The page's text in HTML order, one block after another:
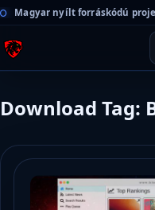
Magyar nyílt forráskódú
Download Tag: